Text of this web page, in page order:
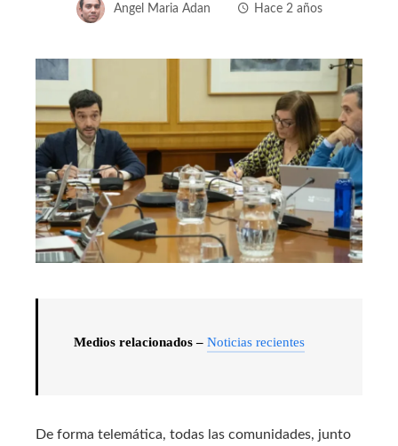
Angel Maria Adan Hace 2 años
Medios relacionados – Noticias recientes
De forma telemática, todas las comunidades, junto